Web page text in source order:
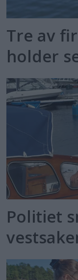
Tre av
holder
Politiet